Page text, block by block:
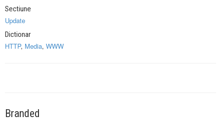
Sectiune
Update
Dictionar
HTTP, Media, WWW
Branded